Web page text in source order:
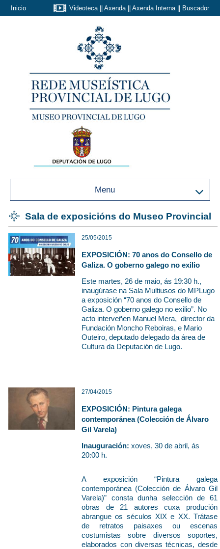
Inicio Videoteca|| Axenda|| Axenda Interna|| Buscador
Menu
Sala de exposicións do Museo Provincial
25/05/2015
EXPOSICIÓN: 70 anos do Consello de
Galiza. O goberno galego no exilio
Este martes, 26 de maio, ás 19:30 h.,
inaugúrase na Sala Multiusos do MPLugo
a exposición “70 anos do Consello de
Galiza. O goberno galego no exilio”. No
acto interveñen Manuel Mera, director da
Fundación Moncho Reboiras, e Mario
Outeiro, deputado delegado da área de
Cultura da Deputación de Lugo.
27/04/2015
EXPOSICIÓN: Pintura galega
contemporánea (Colección de Álvaro
Gil Varela)
Inauguración:xoves, 30 de abril, ás
20:00 h.
A exposición “Pintura galega
contemporánea (Colección de Álvaro Gil
Varela)” consta dunha selección de 61
obras de 21 autores cuxa produción
abrangue os séculos XIX e XX. Trátase
de retratos paisaxes ou escenas
costumistas sobre diversos soportes,
elaborados con diversas técnicas, desde